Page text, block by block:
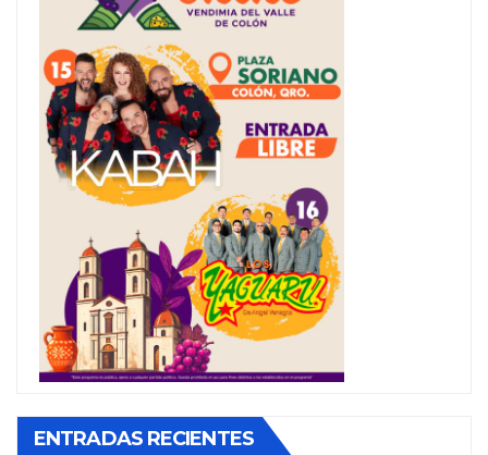
ENTRADAS RECIENTES